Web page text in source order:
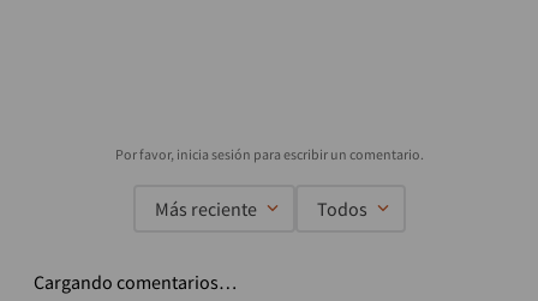
Más reciente Todos
Cargando comentarios…